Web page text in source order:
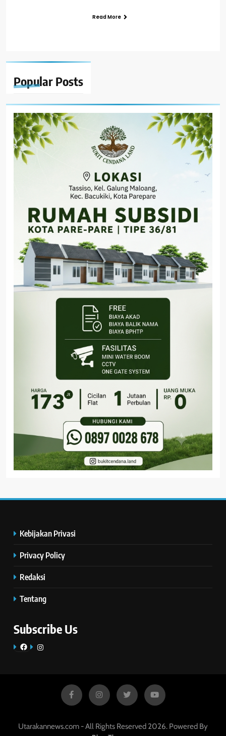
Popular Posts
Read More
Kebijakan Privasi
Privacy Policy
Redaksi
Tentang
Subscribe Us
FacebookInstagram
Utarakannews.com - All Rights Reserved 2026. Powered By